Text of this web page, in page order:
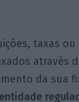
taxas
através
da sua